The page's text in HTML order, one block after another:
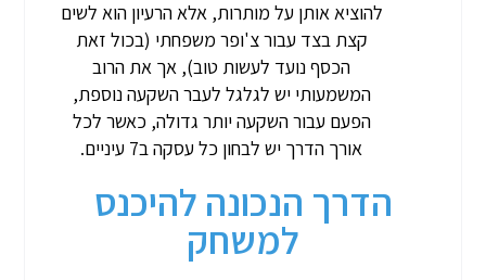
להוציא אותן על מותרות, אלא הרעיון הוא לשים
קצת בצד עבור צ'ופר משפחתי (בכול זאת
הכסף נועד לעשות טוב), אך את הרוב
המשמעותי יש לגלגל לעבר השקעה נוספת,
הפעם עבור השקעה יותר גדולה, כאשר לכל
אורך הדרך יש לבחון כל עסקה ב7 עיניים.
הדרך הנכונה להיכנס
למשחק